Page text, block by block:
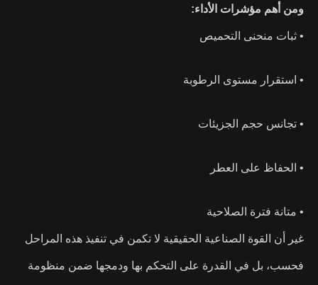
ومن أهم مؤشرات الأداء:
• ثبات منحنى التحميص
• استقرار مستوى الرطوبة
• تجانس حجم الجزيئات
• الحفاظ على العطر
• متانة فترة الصلاحية
غير أن القوة الصناعية الحقيقية لا تكمن في تنفيذ هذه المراحل
فحسب، بل في القدرة على التحكم بها ودمجها ضمن منظومة